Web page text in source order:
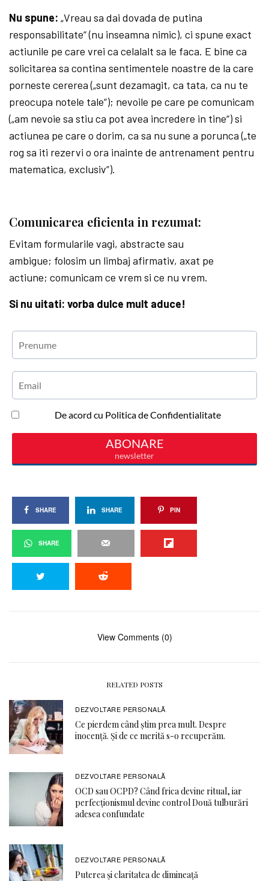
Nu spune: „Vreau sa dai dovada de putina
responsabilitate“ (nu inseamna nimic), ci spune exact
actiunile pe care vrei ca celalalt sa le faca. E bine ca
solicitarea sa contina sentimentele noastre de la care
porneste cererea („sunt dezamagit, ca tata, ca nu te
preocupa notele tale“); nevoile pe care pe comunicam
(„am nevoie sa stiu ca pot avea incredere in tine“) si
actiunea pe care o dorim, ca sa nu sune a porunca („te
rog sa iti rezervi o ora inainte de antrenament pentru
matematica, exclusiv“).
Comunicarea eficienta in rezumat:
Evitam formularile vagi, abstracte sau
ambigue; folosim un limbaj afirmativ, axat pe
actiune; comunicam ce vrem si ce nu vrem.
Si nu uitati: vorba dulce mult aduce!
SHARE SHARE PIN
SHARE
View Comments (0)
RELATED POSTS
DEZVOLTARE PERSONALĂ
Ce pierdem când știm prea mult. Despre
inocență. Și de ce merită s-o recuperăm.
DEZVOLTARE PERSONALĂ
OCD sau OCPD? Când frica devine ritual, iar
perfecționismul devine control Două tulburări
adesea confundate
DEZVOLTARE PERSONALĂ
Puterea și claritatea de dimineață